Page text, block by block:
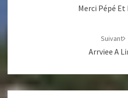
Merci Pépé Et
Suivant
Arrviee A